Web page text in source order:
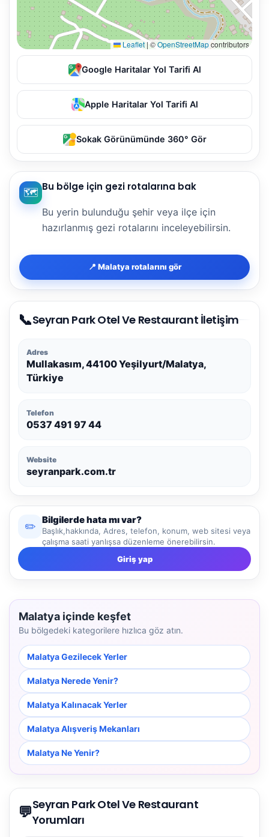
Leaflet |©OpenStreetMapcontributors
Google Haritalar Yol Tarifi Al
Apple Haritalar Yol Tarifi Al
Sokak Görünümünde 360° Gör
🗺️ Bu bölge için gezi rotalarına bak
Bu yerin bulunduğu şehir veya ilçe için
hazırlanmış gezi rotalarını inceleyebilirsin.
📍 Malatya rotalarını gör
📞Seyran Park Otel Ve Restaurant İletişim
Adres
Mullakasım, 44100 Yeşilyurt/Malatya,
Türkiye
Telefon
0537 491 97 44
Website
seyranpark.com.tr
✏️
Bilgilerde hata mı var?
Başlık,hakkında, Adres, telefon, konum, web sitesi veya
çalışma saati yanlışsa düzenleme önerebilirsin.
Giriş yap
Malatya içinde keşfet
Bu bölgedeki kategorilere hızlıca göz atın.
Malatya Gezilecek Yerler
Malatya Nerede Yenir?
Malatya Kalınacak Yerler
Malatya Alışveriş Mekanları
Malatya Ne Yenir?
💬Seyran Park Otel Ve Restaurant
Yorumları